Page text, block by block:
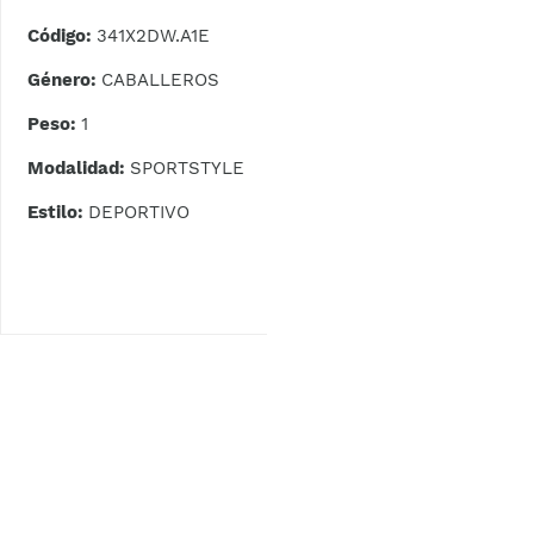
Código: 341X2DW.A1E
Género: CABALLEROS
Peso:1
Modalidad: SPORTSTYLE
Estilo: DEPORTIVO